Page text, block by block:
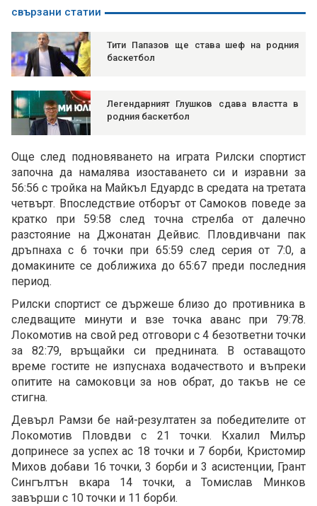
свързани статии
Тити Папазов ще става шеф на родния
баскетбол
Легендарният Глушков сдава властта в
родния баскетбол
Още след подновяването на играта Рилски спортист
започна да намалява изоставането си и изравни за
56:56 с тройка на Майкъл Едуардс в средата на третата
четвърт. Впоследствие отборът от Самоков поведе за
кратко при 59:58 след точна стрелба от далечно
разстояние на Джонатан Дейвис. Пловдивчани пак
дръпнаха с 6 точки при 65:59 след серия от 7:0, а
домакините се доближиха до 65:67 преди последния
период.
Рилски спортист се държеше близо до противника в
следващите минути и взе точка аванс при 79:78.
Локомотив на свой ред отговори с 4 безответни точки
за 82:79, връщайки си преднината. В оставащото
време гостите не изпуснаха водачеството и въпреки
опитите на самоковци за нов обрат, до такъв не се
стигна.
Девърл Рамзи бе най-резултатен за победителите от
Локомотив Пловдви с 21 точки. Кхалил Милър
допринесе за успех ас 18 точки и 7 борби, Кристомир
Михов добави 16 точки, 3 борби и 3 асистенции, Грант
Сингълтън вкара 14 точки, а Томислав Минков
завърши с 10 точки и 11 борби.